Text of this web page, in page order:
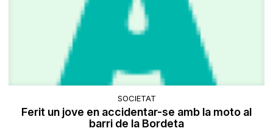
SOCIETAT
Ferit un jove en accidentar-se amb la moto al
barri de la Bordeta